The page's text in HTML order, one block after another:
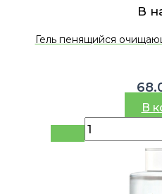
В
Гель пенящийся
В